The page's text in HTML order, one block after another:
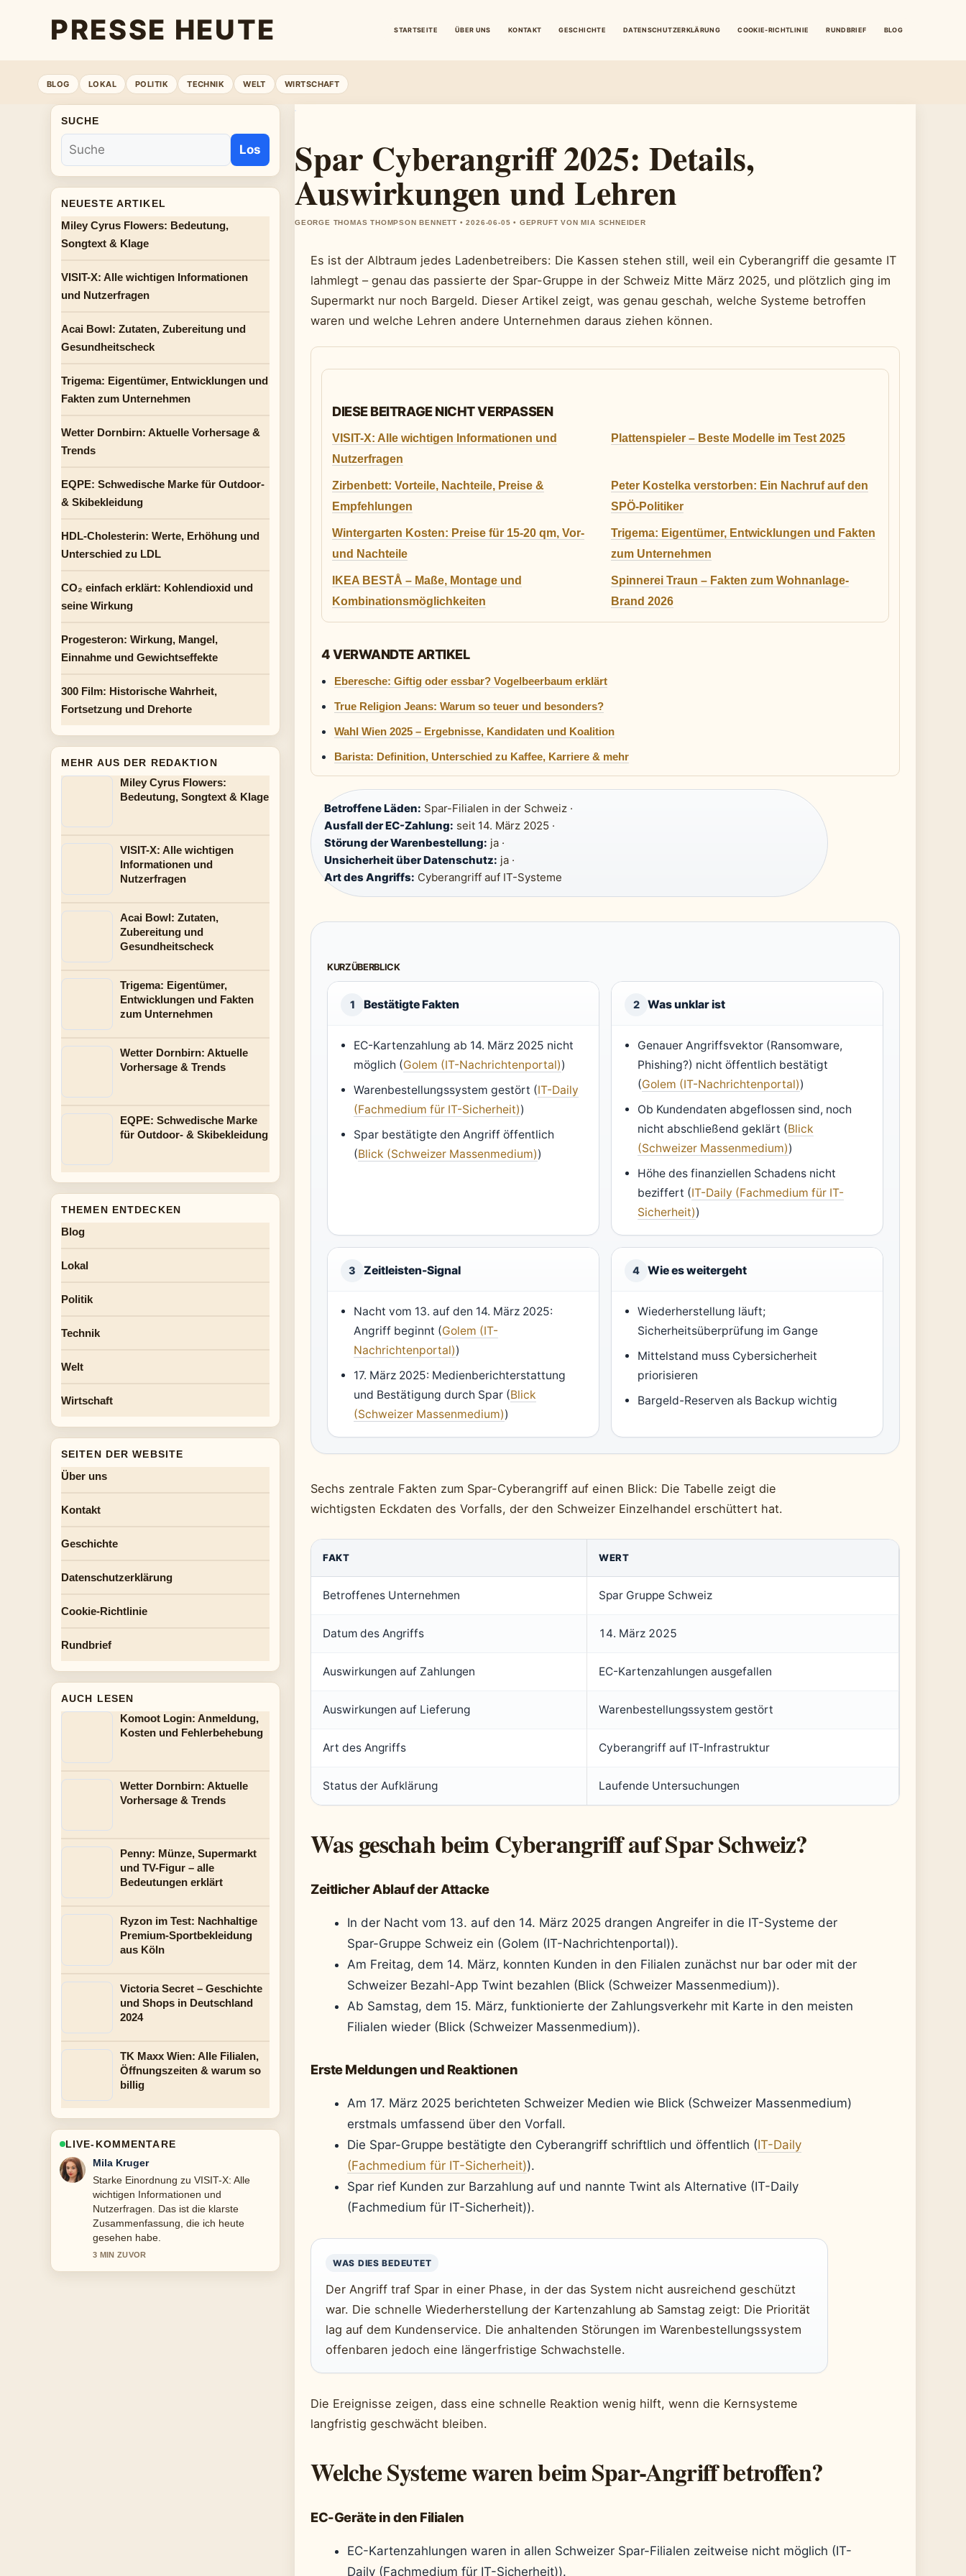
PRESSE HEUTE STARTSEITE ÜBER UNS KONTAKT GESCHICHTE DATENSCHUTZERKLÄRUNG COOKIE-RICHTLINIE RUNDBRIEF BLOG
BLOG LOKAL POLITIK TECHNIK WELT WIRTSCHAFT
Spar Cyberangriff 2025: Details,
Auswirkungen und Lehren
GEORGE THOMAS THOMPSON BENNETT • 2026-06-05 • GEPRUFT VON MIA SCHNEIDER
Es ist der Albtraum jedes Ladenbetreibers: Die Kassen stehen still, weil ein Cyberangriff die gesamte IT
lahmlegt – genau das passierte der Spar-Gruppe in der Schweiz Mitte März 2025, und plötzlich ging im
Supermarkt nur noch Bargeld. Dieser Artikel zeigt, was genau geschah, welche Systeme betroffen
waren und welche Lehren andere Unternehmen daraus ziehen können.
DIESE BEITRAGE NICHT VERPASSEN
VISIT-X: Alle wichtigen Informationen und
Nutzerfragen
Plattenspieler – Beste Modelle im Test 2025
Zirbenbett: Vorteile, Nachteile, Preise &
Empfehlungen
Peter Kostelka verstorben: Ein Nachruf auf den
SPÖ-Politiker
Wintergarten Kosten: Preise für 15-20 qm, Vor-
und Nachteile
Trigema: Eigentümer, Entwicklungen und Fakten
zum Unternehmen
IKEA BESTÅ – Maße, Montage und
Kombinationsmöglichkeiten
Spinnerei Traun – Fakten zum Wohnanlage-
Brand 2026
4 VERWANDTE ARTIKEL
Eberesche: Giftig oder essbar? Vogelbeerbaum erklärt
True Religion Jeans: Warum so teuer und besonders?
Wahl Wien 2025 – Ergebnisse, Kandidaten und Koalition
Barista: Definition, Unterschied zu Kaffee, Karriere & mehr
Betroffene Läden: Spar-Filialen in der Schweiz ·
Ausfall der EC-Zahlung: seit 14. März 2025 ·
Störung der Warenbestellung: ja ·
Unsicherheit über Datenschutz: ja ·
Art des Angriffs: Cyberangriff auf IT-Systeme
KURZÜBERBLICK
1 Bestätigte Fakten
EC-Kartenzahlung ab 14. März 2025 nicht
möglich (Golem (IT-Nachrichtenportal))
Warenbestellungssystem gestört (IT-Daily
(Fachmedium für IT-Sicherheit))
Spar bestätigte den Angriff öffentlich
(Blick (Schweizer Massenmedium))
2 Was unklar ist
Genauer Angriffsvektor (Ransomware,
Phishing?) nicht öffentlich bestätigt
(Golem (IT-Nachrichtenportal))
Ob Kundendaten abgeflossen sind, noch
nicht abschließend geklärt (Blick
(Schweizer Massenmedium))
Höhe des finanziellen Schadens nicht
beziffert (IT-Daily (Fachmedium für IT-
Sicherheit))
3 Zeitleisten-Signal
Nacht vom 13. auf den 14. März 2025:
Angriff beginnt (Golem (IT-
Nachrichtenportal))
17. März 2025: Medienberichterstattung
und Bestätigung durch Spar (Blick
(Schweizer Massenmedium))
4 Wie es weitergeht
Wiederherstellung läuft;
Sicherheitsüberprüfung im Gange
Mittelstand muss Cybersicherheit
priorisieren
Bargeld-Reserven als Backup wichtig
Sechs zentrale Fakten zum Spar-Cyberangriff auf einen Blick: Die Tabelle zeigt die
wichtigsten Eckdaten des Vorfalls, der den Schweizer Einzelhandel erschüttert hat.
FAKT WERT
Betroffenes Unternehmen Spar Gruppe Schweiz
Datum des Angriffs 14. März 2025
Auswirkungen auf Zahlungen EC-Kartenzahlungen ausgefallen
Auswirkungen auf Lieferung Warenbestellungssystem gestört
Art des Angriffs Cyberangriff auf IT-Infrastruktur
Status der Aufklärung Laufende Untersuchungen
Was geschah beim Cyberangriff auf Spar Schweiz?
Zeitlicher Ablauf der Attacke
In der Nacht vom 13. auf den 14. März 2025 drangen Angreifer in die IT-Systeme der
Spar-Gruppe Schweiz ein (Golem (IT-Nachrichtenportal)).
Am Freitag, dem 14. März, konnten Kunden in den Filialen zunächst nur bar oder mit der
Schweizer Bezahl-App Twint bezahlen (Blick (Schweizer Massenmedium)).
Ab Samstag, dem 15. März, funktionierte der Zahlungsverkehr mit Karte in den meisten
Filialen wieder (Blick (Schweizer Massenmedium)).
Erste Meldungen und Reaktionen
Am 17. März 2025 berichteten Schweizer Medien wie Blick (Schweizer Massenmedium)
erstmals umfassend über den Vorfall.
Die Spar-Gruppe bestätigte den Cyberangriff schriftlich und öffentlich (IT-Daily
(Fachmedium für IT-Sicherheit)).
Spar rief Kunden zur Barzahlung auf und nannte Twint als Alternative (IT-Daily
(Fachmedium für IT-Sicherheit)).
WAS DIES BEDEUTET
Der Angriff traf Spar in einer Phase, in der das System nicht ausreichend geschützt
war. Die schnelle Wiederherstellung der Kartenzahlung ab Samstag zeigt: Die Priorität
lag auf dem Kundenservice. Die anhaltenden Störungen im Warenbestellungssystem
offenbaren jedoch eine längerfristige Schwachstelle.
Die Ereignisse zeigen, dass eine schnelle Reaktion wenig hilft, wenn die Kernsysteme
langfristig geschwächt bleiben.
Welche Systeme waren beim Spar-Angriff betroffen?
EC-Geräte in den Filialen
EC-Kartenzahlungen waren in allen Schweizer Spar-Filialen zeitweise nicht möglich (IT-
Daily (Fachmedium für IT-Sicherheit)).
SUCHE
Los
NEUESTE ARTIKEL
Miley Cyrus Flowers: Bedeutung,
Songtext & Klage
VISIT-X: Alle wichtigen Informationen
und Nutzerfragen
Acai Bowl: Zutaten, Zubereitung und
Gesundheitscheck
Trigema: Eigentümer, Entwicklungen und
Fakten zum Unternehmen
Wetter Dornbirn: Aktuelle Vorhersage &
Trends
EQPE: Schwedische Marke für Outdoor-
& Skibekleidung
HDL-Cholesterin: Werte, Erhöhung und
Unterschied zu LDL
CO₂ einfach erklärt: Kohlendioxid und
seine Wirkung
Progesteron: Wirkung, Mangel,
Einnahme und Gewichtseffekte
300 Film: Historische Wahrheit,
Fortsetzung und Drehorte
MEHR AUS DER REDAKTION
Miley Cyrus Flowers:
Bedeutung, Songtext & Klage
VISIT-X: Alle wichtigen
Informationen und
Nutzerfragen
Acai Bowl: Zutaten,
Zubereitung und
Gesundheitscheck
Trigema: Eigentümer,
Entwicklungen und Fakten
zum Unternehmen
Wetter Dornbirn: Aktuelle
Vorhersage & Trends
EQPE: Schwedische Marke
für Outdoor- & Skibekleidung
THEMEN ENTDECKEN
Blog
Lokal
Politik
Technik
Welt
Wirtschaft
SEITEN DER WEBSITE
Über uns
Kontakt
Geschichte
Datenschutzerklärung
Cookie-Richtlinie
Rundbrief
AUCH LESEN
Komoot Login: Anmeldung,
Kosten und Fehlerbehebung
Wetter Dornbirn: Aktuelle
Vorhersage & Trends
Penny: Münze, Supermarkt
und TV-Figur – alle
Bedeutungen erklärt
Ryzon im Test: Nachhaltige
Premium-Sportbekleidung
aus Köln
Victoria Secret – Geschichte
und Shops in Deutschland
2024
TK Maxx Wien: Alle Filialen,
Öffnungszeiten & warum so
billig
LIVE-KOMMENTARE
Jonas Wagner
Verfolge Acai Bowl: Zutaten,
Zubereitung und Gesundheitscheck
genau – schaetze den ausgewogenen
Ton hier.
5 MIN ZUVOR